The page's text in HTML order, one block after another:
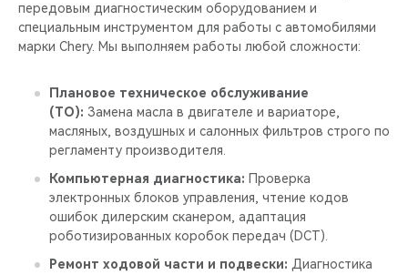
передовым диагностическим оборудованием и
специальным инструментом для работы с автомобилями
марки Chery. Мы выполняем работы любой сложности:
Плановое техническое обслуживание
(ТО): Замена масла в двигателе и вариаторе,
масляных, воздушных и салонных фильтров строго по
регламенту производителя.
Компьютерная диагностика: Проверка
электронных блоков управления, чтение кодов
ошибок дилерским сканером, адаптация
роботизированных коробок передач (DCT).
Ремонт ходовой части и подвески: Диагностика